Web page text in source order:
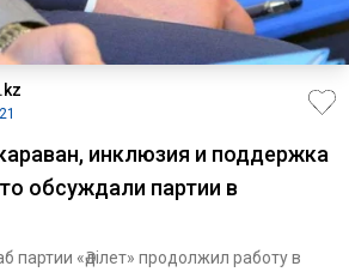
инклюзия и поддержка
обсуждали партии в
партии «Әділет» продолжил работу в